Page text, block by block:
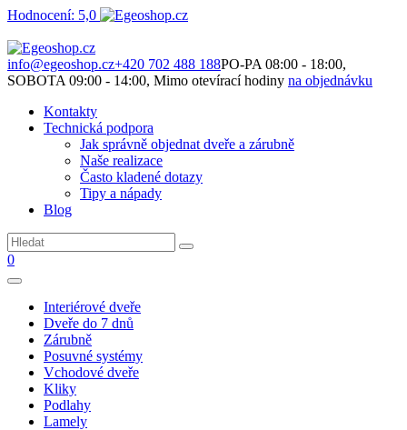
Hodnocení: 5,0
info@egeoshop.cz+420 702 488 188PO-PA 08:00 - 18:00,
SOBOTA 09:00 - 14:00, Mimo otevírací hodiny na objednávku
Kontakty
Technická podpora
Jak správně objednat dveře a zárubně
Naše realizace
Často kladené dotazy
Tipy a nápady
Blog
0
Interiérové dveře
Dveře do 7 dnů
Zárubně
Posuvné systémy
Vchodové dveře
Kliky
Podlahy
Lamely